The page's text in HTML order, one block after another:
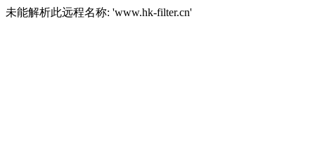
未能解析此远程名称: 'www.hk-filter.cn'